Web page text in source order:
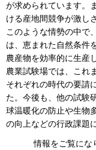
が求められています。
ける産地間競争が激し
このような情勢の中で
は、恵まれた自然条件
農産物を効率的に生産
農業試験場では、これ
それぞれの時代の要請
た。今後も、他の試験
球温暖化の防止や生物
の向上などの行政課題
情報をご覧にな